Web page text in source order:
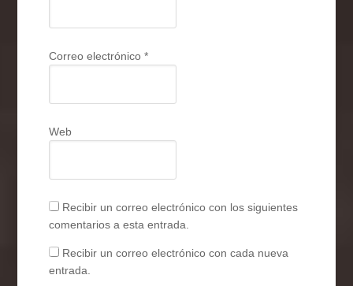
Correo electrónico*
Web
Recibir un correo electrónico con los siguientes
comentarios a esta entrada.
Recibir un correo electrónico con cada nueva
entrada.